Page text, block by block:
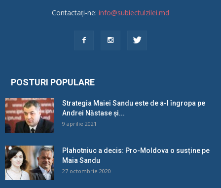
Contactați-ne: info@subiectulzilei.md
POSTURI POPULARE
Strategia Maiei Sandu este de a-l îngropa pe
Andrei Năstase și...
9 aprilie 2021
Plahotniuc a decis: Pro-Moldova o susține pe
Maia Sandu
27 octombrie 2020